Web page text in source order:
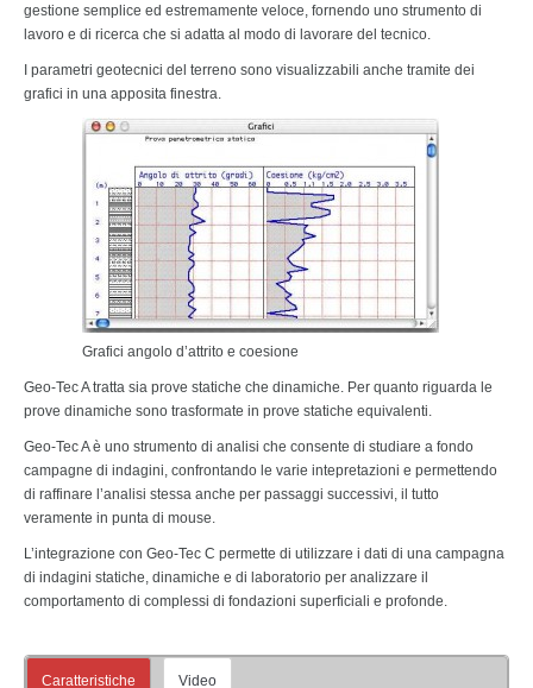
gestione semplice ed estremamente veloce, fornendo uno strumento di
lavoro e di ricerca che si adatta al modo di lavorare del tecnico.
I parametri geotecnici del terreno sono visualizzabili anche tramite dei
grafici in una apposita finestra.
Grafici angolo d’attrito e coesione
Geo-Tec A tratta sia prove statiche che dinamiche. Per quanto riguarda le
prove dinamiche sono trasformate in prove statiche equivalenti.
Geo-Tec A è uno strumento di analisi che consente di studiare a fondo
campagne di indagini, confrontando le varie intepretazioni e permettendo
di raffinare l’analisi stessa anche per passaggi successivi, il tutto
veramente in punta di mouse.
L’integrazione con Geo-Tec C permette di utilizzare i dati di una campagna
di indagini statiche, dinamiche e di laboratorio per analizzare il
comportamento di complessi di fondazioni superficiali e profonde.
Caratteristiche Video